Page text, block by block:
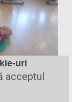
uri
acceptul